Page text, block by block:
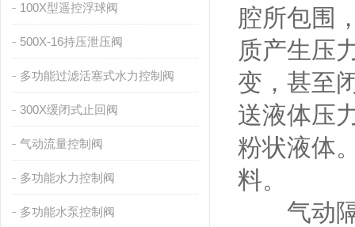
100X型遥控浮球阀
500X-16持压泄压阀
多功能过滤活塞式水力控制阀
300X缓闭式止回阀
气动流量控制阀
多功能水力控制阀
多功能水泵控制阀
腔所包围
质产生压
变，甚至
送液体压
粉状液体
料。
气动隔